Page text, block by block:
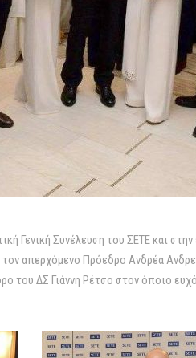
Γενική Συνέλευση του ΣΕΤΕ και
τον απερχόμενο Πρόεδρο Ανδρέα
του ΔΣ Γιάννη Ρέτσο στον όποιο